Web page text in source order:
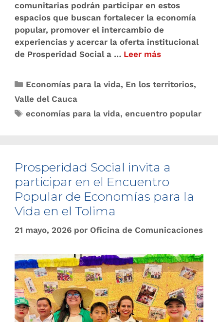
comunitarias podrán participar en estos
espacios que buscan fortalecer la economía
popular, promover el intercambio de
experiencias y acercar la oferta institucional
de Prosperidad Social a … Leer más
Economías para la vida, En los territorios,
Valle del Cauca
economías para la vida,encuentro popular
Prosperidad Social invita a
participar en el Encuentro
Popular de Economías para la
Vida en el Tolima
21 mayo, 2026 por Oficina de Comunicaciones